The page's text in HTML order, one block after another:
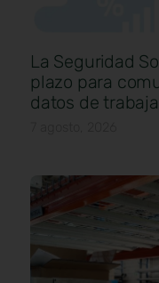
La Seguridad
plazo para
datos de